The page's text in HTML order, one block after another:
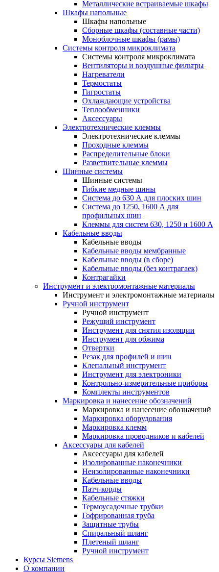
Металлические встраиваемые шкафы
Шкафы напольные
Шкафы напольные
Сборные шкафы (составные части)
Моноблочные шкафы (рамы)
Системы контроля микроклимата
Системы контроля микроклимата
Вентиляторы и воздушные фильтры
Нагреватели
Термостаты
Гигростаты
Охлаждающие устройства
Теплообменники
Аксессуары
Электротехнические клеммы
Электротехнические клеммы
Проходные клеммы
Распределительные блоки
Разветвительные клеммы
Шинные системы
Шинные системы
Гибкие медные шины
Система до 630 А для плоских шин
Система до 1250, 1600 А для
профильных шин
Клеммы для систем 630, 1250 и 1600 А
Кабельные вводы
Кабельные вводы
Кабельные вводы мембранные
Кабельные вводы (в сборе)
Кабельные вводы (без контрагаек)
Контрагайки
Инструмент и электромонтажные материалы
Инструмент и электромонтажные материалы
Ручной инструмент
Ручной инструмент
Режущий инструмент
Инструмент для снятия изоляции
Инструмент для обжима
Отвертки
Резак для профилей и шин
Клепальный инструмент
Инструмент для электроники
Контрольно-измерительные приборы
Комплекты инструментов
Маркировка и нанесение обозначений
Маркировка и нанесение обозначений
Маркировка оборудования
Маркировка клемм
Маркировка проводников и кабелей
Аксессуары для кабелей
Аксессуары для кабелей
Изолированные наконечники
Неизолированные наконечники
Кабельные вводы
Патч-корды
Кабельные стяжки
Термоусадочные трубки
Гофрированная труба
Защитные трубы
Спиральный шланг
Плетеный шланг
Ручной инструмент
Курсы Siemens
О компании